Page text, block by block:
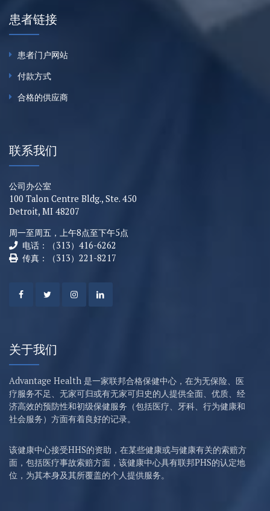
患者链接
患者门户网站
付款方式
合格的供应商
联系我们
公司办公室
100 Talon Centre Bldg., Ste. 450
Detroit, MI 48207
周一至周五，上午8点至下午5点
电话：（313）416-6262
传真：（313）221-8217
关于我们
Advantage Health 是一家联邦合格保健中心，在为无保险、医
疗服务不足、无家可归或有无家可归史的人提供全面、优质、经
济高效的预防性和初级保健服务（包括医疗、牙科、行为健康和
社会服务）方面有着良好的记录。
该健康中心接受HHS的资助，在某些健康或与健康有关的索赔方
面，包括医疗事故索赔方面，该健康中心具有联邦PHS的认定地
位，为其本身及其所覆盖的个人提供服务。